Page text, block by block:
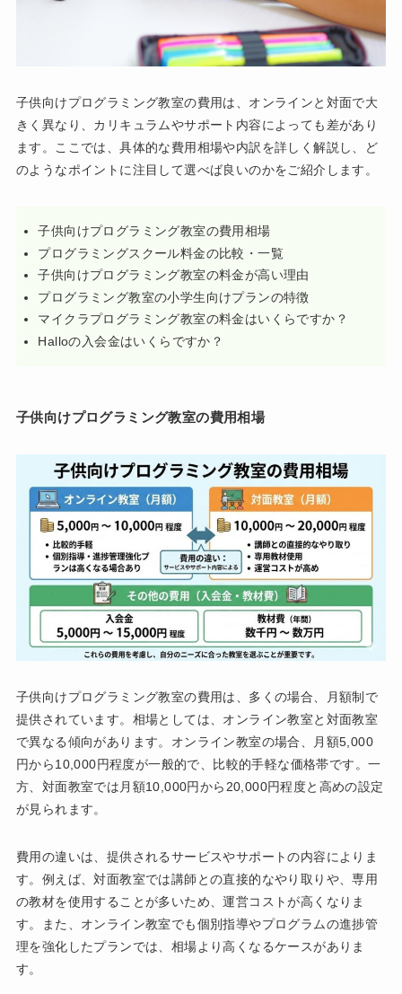
子供向けプログラミング教室の費用は、オンラインと対面で大
きく異なり、カリキュラムやサポート内容によっても差があり
ます。ここでは、具体的な費用相場や内訳を詳しく解説し、ど
のようなポイントに注目して選べば良いのかをご紹介します。
子供向けプログラミング教室の費用相場
プログラミングスクール料金の比較・一覧
子供向けプログラミング教室の料金が高い理由
プログラミング教室の小学生向けプランの特徴
マイクラプログラミング教室の料金はいくらですか？
Halloの入会金はいくらですか？
子供向けプログラミング教室の費用相場
子供向けプログラミング教室の費用は、多くの場合、月額制で
提供されています。相場としては、オンライン教室と対面教室
で異なる傾向があります。オンライン教室の場合、月額5,000
円から10,000円程度が一般的で、比較的手軽な価格帯です。一
方、対面教室では月額10,000円から20,000円程度と高めの設定
が見られます。
費用の違いは、提供されるサービスやサポートの内容によりま
す。例えば、対面教室では講師との直接的なやり取りや、専用
の教材を使用することが多いため、運営コストが高くなりま
す。また、オンライン教室でも個別指導やプログラムの進捗管
理を強化したプランでは、相場より高くなるケースがありま
す。